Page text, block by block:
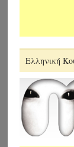
Ελληνική